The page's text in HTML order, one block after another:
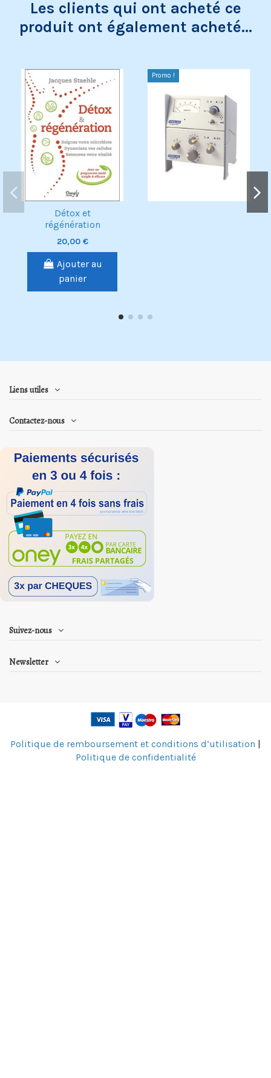
Les clients qui ont acheté ce
produit ont également acheté...
Détox et
régénération
20,00 €
Ajouter au
panier
Promo !
Liens utiles
Contactez-nous
Suivez-nous
Newsletter
Politique de remboursement et conditions d’utilisation |
Politique de confidentialité